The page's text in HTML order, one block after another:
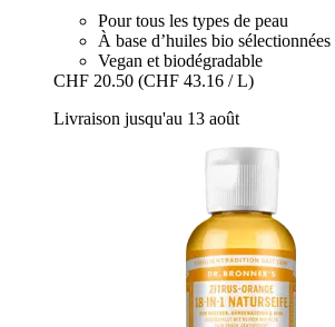
Pour tous les types de peau
À base d’huiles bio sélectionnées
Vegan et biodégradable
CHF 20.50 (CHF 43.16 / L)
Livraison jusqu'au 13 août